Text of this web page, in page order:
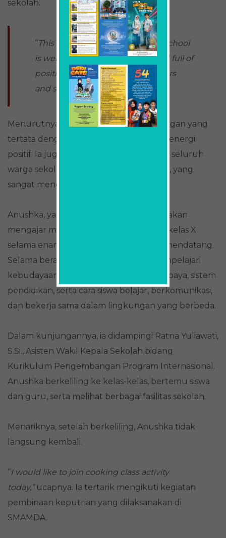
sekolah.
“ This school is very positive. The school
is well organized, welcoming, and full of
positive energy from both teachers
and students,”ungkapnya.
Menurutnya, SMAMDA memiliki lingkungan yang
tertata dengan baik dan memancarkan energi
positif. Ia juga mengapresiasi keramahan seluruh
warga sekolah, baik guru maupun siswa, yang
sangat menghormati tamu.
Anushka, yang memiliki hobi membaca, akan
mengajar mata pelajaran Biologi untuk kelas X
selama enam minggu hingga Februari mendatang.
Selama berada di SMAMDA, ia ingin mempelajari
kebudayaan Indonesia, khususnya Surabaya, sistem
pendidikan, serta cara siswa belajar, berkomunikasi,
dan bekerja sama dalam lingkungan yang berbeda.
Dalam kunjungannya, ia didampingi Ratna Yuliawati,
S.Si., Asisten Wakil Kepala Sekolah bidang
Kurikulum Pengembangan Program Internasional.
Anushka berkeliling ke kelas-kelas, bertemu siswa
dan guru, serta melihat berbagai fasilitas sekolah.
Menariknya, setelah berkeliling, Anushka tidak
langsung kembali.
“I would like to join cooking class activity
today,”ucapnya. Ia tertarik mengikuti kegiatan
pembinaan keputrian yang dilaksanakan di
SMAMDA.